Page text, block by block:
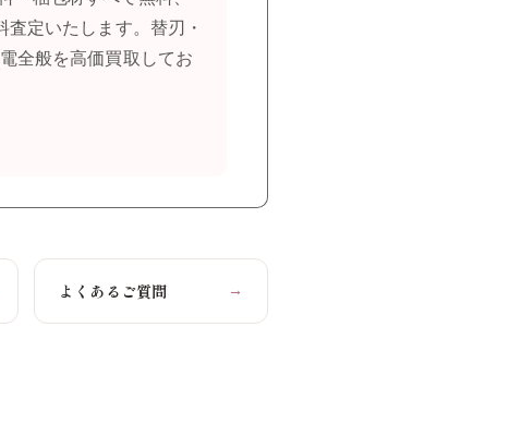
定いたします。替刃・
全般を高価買取してお
よくあるご質問 →